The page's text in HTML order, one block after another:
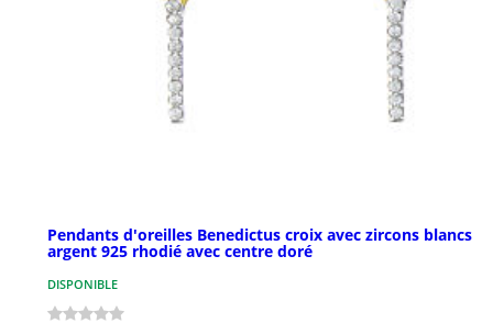
Pendants d'oreilles Benedictus croix avec zircons blancs
argent 925 rhodié avec centre doré
DISPONIBLE